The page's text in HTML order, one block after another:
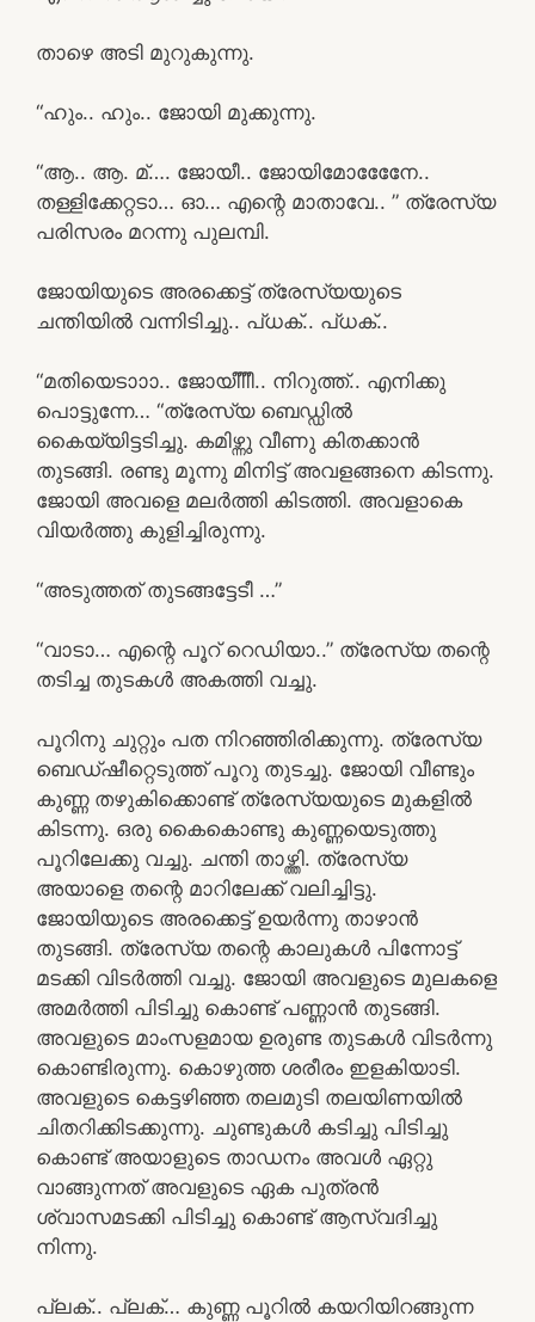
താഴെ അടി മുറുകുന്നു.
“ഹും.. ഹും.. ജോയി മുക്കുന്നു.
“ആ.. ആ. മ്…. ജോയീ.. ജോയിമോനേേേേ..
തള്ളിക്കേറ്റടാ… ഓ… എന്റെ മാതാവേ.. ” ത്രേസ്യ
പരിസരം മറന്നു പുലമ്പി.
ജോയിയുടെ അരക്കെട്ട് ത്രേസ്യയുടെ
ചന്തിയിൽ വന്നിടിച്ചു.. പ്ധക്.. പ്ധക്..
“മതിയെടാാാ.. ജോയീീീീ.. നിറുത്ത്.. എനിക്കു
പൊട്ടുന്നേ… “ത്രേസ്യ ബെഡ്ഡിൽ
കൈയ്യിട്ടടിച്ചു. കമിഴ്ന്നു വീണു കിതക്കാൻ
തുടങ്ങി. രണ്ടു മൂന്നു മിനിട്ട് അവളങ്ങനെ കിടന്നു.
ജോയി അവളെ മലർത്തി കിടത്തി. അവളാകെ
വിയർത്തു കുളിച്ചിരുന്നു.
“അടുത്തത് തുടങ്ങട്ടേടീ …”
“വാടാ… എന്റെ പൂറ് റെഡിയാ..” ത്രേസ്യ തന്റെ
തടിച്ച തുടകൾ അകത്തി വച്ചു.
പൂറിനു ചുറ്റും പത നിറഞ്ഞിരിക്കുന്നു. ത്രേസ്യ
ബെഡ്ഷീറ്റെടുത്ത് പൂറു തുടച്ചു. ജോയി വീണ്ടും
കുണ്ണ തഴുകിക്കൊണ്ട് ത്രേസ്യയുടെ മുകളിൽ
കിടന്നു. ഒരു കൈകൊണ്ടു കുണ്ണയെടുത്തു
പൂറിലേക്കു വച്ചു. ചന്തി താഴ്ത്തി. ത്രേസ്യ
അയാളെ തന്റെ മാറിലേക്ക് വലിച്ചിട്ടു.
ജോയിയുടെ അരക്കെട്ട് ഉയർന്നു താഴാൻ
തുടങ്ങി. ത്രേസ്യ തന്റെ കാലുകൾ പിന്നോട്ട്
മടക്കി വിടർത്തി വച്ചു. ജോയി അവളുടെ മുലകളെ
അമർത്തി പിടിച്ചു കൊണ്ട് പണ്ണാൻ തുടങ്ങി.
അവളുടെ മാംസളമായ ഉരുണ്ട തുടകൾ വിടർന്നു
കൊണ്ടിരുന്നു. കൊഴുത്ത ശരീരം ഇളകിയാടി.
അവളുടെ കെട്ടഴിഞ്ഞ തലമുടി തലയിണയിൽ
ചിതറിക്കിടക്കുന്നു. ചുണ്ടുകൾ കടിച്ചു പിടിച്ചു
കൊണ്ട് അയാളുടെ താഡനം അവൾ ഏറ്റു
വാങ്ങുന്നത് അവളുടെ ഏക പുത്രൻ
ശ്വാസമടക്കി പിടിച്ചു കൊണ്ട് ആസ്വദിച്ചു
നിന്നു.
പ്ലക്.. പ്ലക്… കുണ്ണ പൂറിൽ കയറിയിറങ്ങുന്ന